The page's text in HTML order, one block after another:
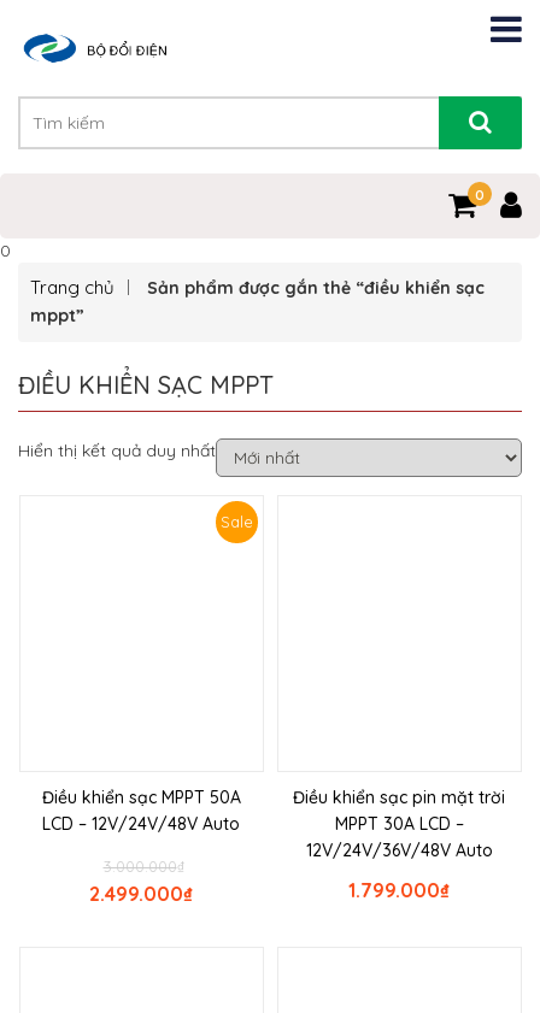
0
0
Trang chủ
Sản phẩm được gắn thẻ “điều khiển sạc
mppt”
ĐIỀU KHIỂN SẠC MPPT
Hiển thị kết quả duy nhất
Sale
Điều khiển sạc MPPT 50A
LCD – 12V/24V/48V Auto
₫
3.000.000
₫
2.499.000
Điều khiển sạc pin mặt trời
MPPT 30A LCD –
12V/24V/36V/48V Auto
₫
1.799.000